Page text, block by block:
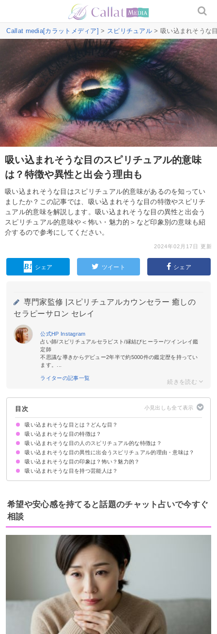
Callat media[カラットメディア] > スピリチュアル > 吸い込まれそうな
吸い込まれそうな目のスピリチュアル的意味
は？特徴や異性と出会う理由も
吸い込まれそうな目はスピリチュアル的意味があるのを知ってい
ましたか？この記事では、吸い込まれそうな目の特徴やスピリチ
ュアル的意味を解説します。吸い込まれそうな目の異性と出会う
スピリチュアル的意味や＜怖い・魅力的＞など印象別の意味も紹
介するので参考にしてください。
2024年02月17日 更新
シェア ツイート シェア
専門家監修 |
スピリチュアルカウンセラー 癒しの
セラピーサロン セレイ
公式HP Instagram
占い師/スピリチュアルセラピスト/縁結びヒーラー/ツインレイ鑑
定師
不思議な導きからデビュー2年半で約5000件の鑑定歴を持ってい
ます。...
ライターの記事一覧
目次
吸い込まれそうな目とは？どんな目？
吸い込まれそうな目の特徴は？
目に対して黒目の比率が大きい
白目の部分が澄んでいて綺麗
目力が強い
吸い込まれそうな目の人のスピリチュアル的な特徴は？
直感力が高い
オーラが魅力的
波動が高い
魂で繋がった相手
吸い込まれそうな目の異性に出会うスピリチュアル的理由・意味は？
ツインレイとしての運命の出会い
魂の成長という使命のため
スピリチュアル的意味を持たない偶然の出会いもあるので直感に委ねるべき
吸い込まれそうな目の印象は？怖い？魅力的？
怖いと感じる人：波動の高さ・エネルギーに圧倒されている
魅力的と感じる人：波動の高さ・感受性に憧れを抱いている
吸い込まれそうな目を持つ芸能人は？
北川景子
橋本環奈
広瀬すず
希望や安心感を持てると話題のチャット占いで今すぐ
相談